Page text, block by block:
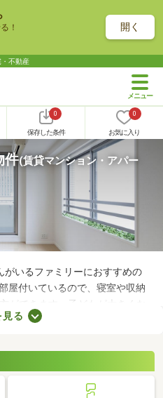
！ 開く
・不動産
0
保存した条件
0
お気に入り
件(賃貸マンション・アパー
いるファミリーにおすすめの
屋付いているので、寝室や収納
ができます。子どもが大きくな
長く住めることも魅力です。こ
物件を見つけましょう。
る